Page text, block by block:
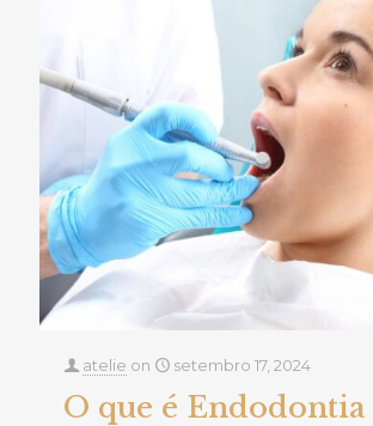
atelie on setembro 17, 2024
O que é Endodontia